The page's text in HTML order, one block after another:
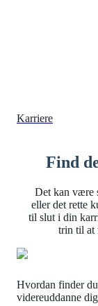
Karriere
Find
Det kan være
eller det rette
til slut i din
trin til at
Hvordan finder
videreuddanne